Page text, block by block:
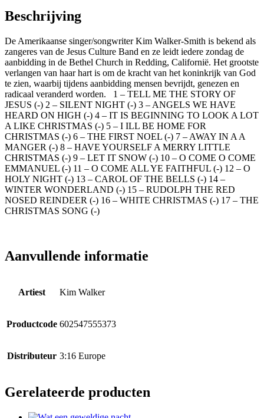
Beschrijving
De Amerikaanse singer/songwriter Kim Walker-Smith is bekend als
zangeres van de Jesus Culture Band en ze leidt iedere zondag de
aanbidding in de Bethel Church in Redding, Californië. Het grootste
verlangen van haar hart is om de kracht van het koninkrijk van God
te zien, waarbij tijdens aanbidding mensen bevrijdt, genezen en
radicaal veranderd worden. 1 – TELL ME THE STORY OF
JESUS (-) 2 – SILENT NIGHT (-) 3 – ANGELS WE HAVE
HEARD ON HIGH (-) 4 – IT IS BEGINNING TO LOOK A LOT
A LIKE CHRISTMAS (-) 5 – I ILL BE HOME FOR
CHRISTMAS (-) 6 – THE FIRST NOEL (-) 7 – AWAY IN A A
MANGER (-) 8 – HAVE YOURSELF A MERRY LITTLE
CHRISTMAS (-) 9 – LET IT SNOW (-) 10 – O COME O COME
EMMANUEL (-) 11 – O COME ALL YE FAITHFUL (-) 12 – O
HOLY NIGHT (-) 13 – CAROL OF THE BELLS (-) 14 –
WINTER WONDERLAND (-) 15 – RUDOLPH THE RED
NOSED REINDEER (-) 16 – WHITE CHRISTMAS (-) 17 – THE
CHRISTMAS SONG (-)
Aanvullende informatie
Artiest Kim Walker
Productcode 602547555373
Distributeur 3:16 Europe
Gerelateerde producten